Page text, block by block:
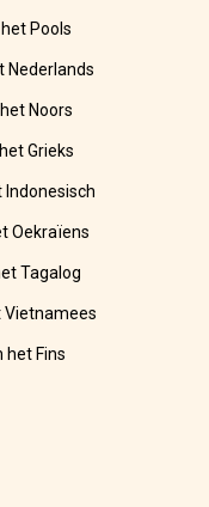
Pools
Nederlands
Noors
Grieks
Indonesisch
Oekraïens
Tagalog
Vietnamees
het Fins